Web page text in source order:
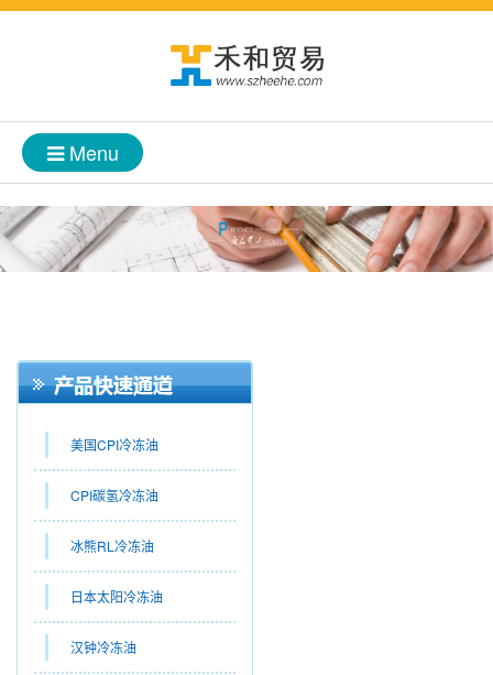
Menu
美国CPI冷冻油
CPI碳氢冷冻油
冰熊RL冷冻油
日本太阳冷冻油
汉钟冷冻油